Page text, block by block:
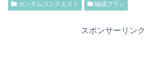
ガンダムコンクエスト 編成プラン
スポンサーリンク